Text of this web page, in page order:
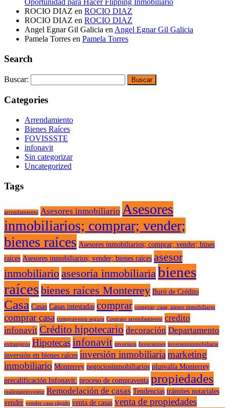
Oportunidad para Hacer Flipping Inmobiliario
ROCIO DIAZ en ROCIO DIAZ
ROCIO DIAZ en ROCIO DIAZ
Angel Egnar Gil Galicia en Angel Egnar Gil Galicia
Pamela Torres en Pamela Torres
Search
Buscar:
Categories
Arrendamiento
Bienes Raíces
FOVISSSTE
infonavit
Sin categorizar
Uncategorized
Tags
arrendamiento Asesores inmobiliario Asesores
inmobiliarios; comprar; vender;
bienes raíces Asesores inmobiliarios; comprar; vender; bines
raíces Asesores inmobiliarios; vender; bienes raíces asesor
inmobiliarioasesoría inmobiliariabienes
raícesbienes raíces Monterrey Buró de Crédito
Casa Casas Casas intestadas comprar comprar; casa; asesor inmobiliario
comprar casa compraventa segura Contrato arrendamiento credito
infonavit Crédito hipotecario decoración Departamento
extranjeros Hipotecasinfonavit inversion Inversiones inversioninmobiliaria
inversión en bienes raíces inversión inmobiliariamarketing
inmobiliario Monterrey negociosinmobiliarios plusvalía Monterrey
precalificación Infonavit. proceso de compraventa propiedades
realestateinvestor Remodelación de casas Tendencias trámites notariales
vender vender casa rápido venta de casas venta de propiedades